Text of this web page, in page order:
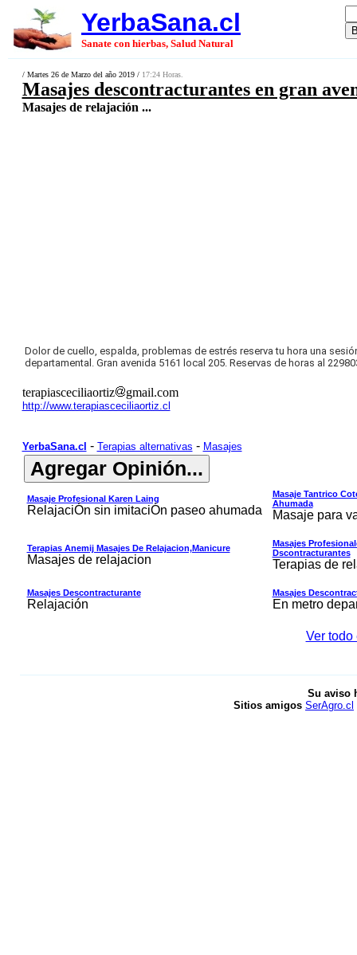
YerbaSana.cl
Sanate con hierbas, Salud Natural
/ Martes 26 de Marzo del año 2019 / 17:24 Horas.
Masajes descontracturantes en gran
Masajes de relajación ...
Dolor de cuello, espalda, problemas de estrés reserva tu hora una
departamental. Gran avenida 5161 local 205. Reservas de horas al
terapiasceciliaortiz gmail.com
http://www.terapiasceciliaortiz.cl
YerbaSana.cl - Terapias alternativas - Masajes
Masaje Profesional Karen Laing
RelajaciÓn sin imitaciÓn paseo ahumada
Masaje Tantrico
Ahumada
Masaje para
Terapias Anemij Masajes De Relajacion,manicure
Masajes de relajacion
Masajes
Dscontracturantes
Terapias de
Masajes Descontracturante
Relajación
Masajes
En metro
Ver todo
Su aviso
Sitios amigos SerAgro.cl